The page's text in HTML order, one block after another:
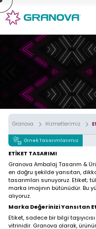
Granova Ambalaj Tasarım &
Ürün Geliştirme
» Hakkımızda
» Hizmetlerimiz
» Markalarımız
» Tasarımlarımız
» İletişim
Granova
Tasarımları
Marka Kimliğinizi;
fonksiyonelliği ön
sunumu için ilgi
Granova Hizmetlerimiz
Örnek Tasarımlarımız
ETİKET TASARIMI
Granova Ambalaj Tasarım &
en doğru şekilde yansıtan,
tasarımları sunuyoruz. Etiket;
marka imajının bütünüdür. Bu
alıyoruz.
Marka Değerinizi Yansıtan
Etiket, sadece bir bilgi
vitrinidir. Granova olarak,